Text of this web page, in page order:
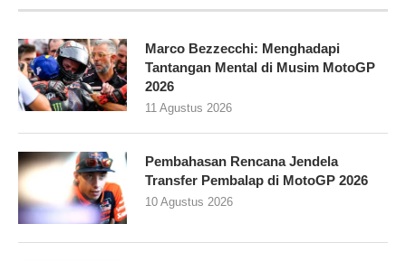
Marco Bezzecchi: Menghadapi
Tantangan Mental di Musim MotoGP
2026
11 Agustus 2026
Pembahasan Rencana Jendela
Transfer Pembalap di MotoGP 2026
10 Agustus 2026